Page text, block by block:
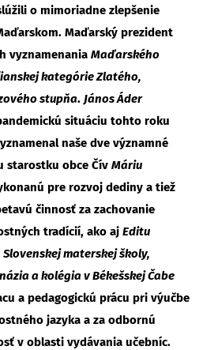
o mimoriadne zlepšenie
Maďarský prezident
vyznamenania Maďarského
kategórie Zlatého,
stupňa. János Áder
situáciu tohto roku
naše dve významné
starostku obce Čív Máriu
pre rozvoj dediny a tiež
činnosť za zachovanie
tradícií, ako aj Editu
Slovenskej materskej školy,
a kolégia v Békešskej Čabe
a pedagogickú prácu pri výučbe
jazyka a za odbornú
v oblasti vydávania učebníc.